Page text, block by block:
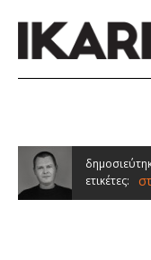
ετικέτες: